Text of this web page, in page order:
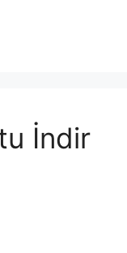
İndir